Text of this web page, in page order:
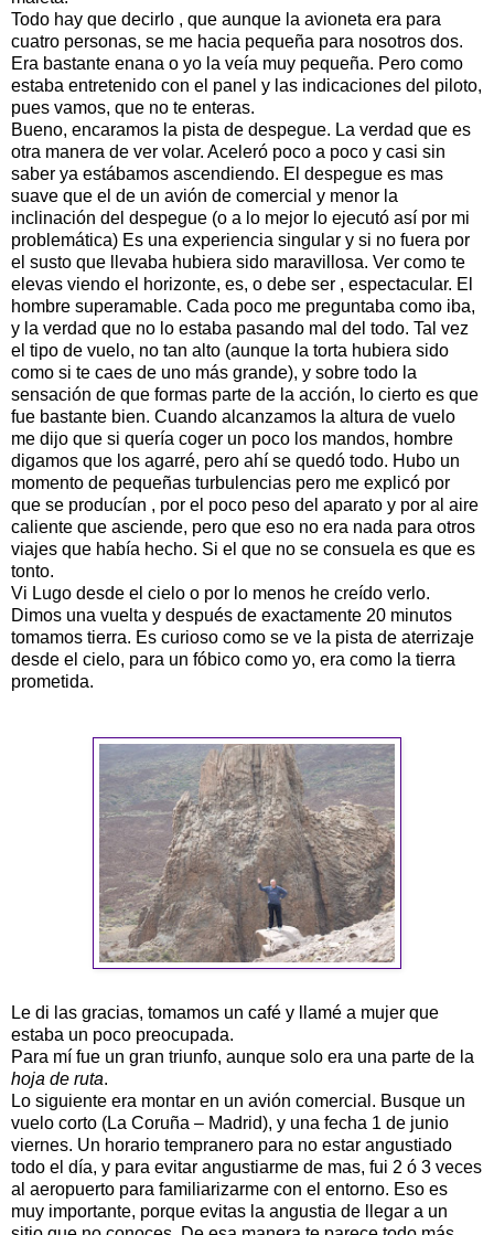
Todo hay que decirlo , que aunque la avioneta era para
cuatro personas, se me hacia pequeña para nosotros dos.
Era bastante enana o yo la veía muy pequeña. Pero como
estaba entretenido con el panel y las indicaciones del piloto,
pues vamos, que no te enteras.
Bueno, encaramos la pista de despegue. La verdad que es
otra manera de ver volar. Aceleró poco a poco y casi sin
saber ya estábamos ascendiendo. El despegue es mas
suave que el de un avión de comercial y menor la
inclinación del despegue (o a lo mejor lo ejecutó así por mi
problemática) Es una experiencia singular y si no fuera por
el susto que llevaba hubiera sido maravillosa. Ver como te
elevas viendo el horizonte, es, o debe ser , espectacular. El
hombre superamable. Cada poco me preguntaba como iba,
y la verdad que no lo estaba pasando mal del todo. Tal vez
el tipo de vuelo, no tan alto (aunque la torta hubiera sido
como si te caes de uno más grande), y sobre todo la
sensación de que formas parte de la acción, lo cierto es que
fue bastante bien. Cuando alcanzamos la altura de vuelo
me dijo que si quería coger un poco los mandos, hombre
digamos que los agarré, pero ahí se quedó todo. Hubo un
momento de pequeñas turbulencias pero me explicó por
que se producían , por el poco peso del aparato y por al aire
caliente que asciende, pero que eso no era nada para otros
viajes que había hecho. Si el que no se consuela es que es
tonto.
Vi Lugo desde el cielo o por lo menos he creído verlo.
Dimos una vuelta y después de exactamente 20 minutos
tomamos tierra. Es curioso como se ve la pista de aterrizaje
desde el cielo, para un fóbico como yo, era como la tierra
prometida.
Le di las gracias, tomamos un café y llamé a mujer que
estaba un poco preocupada.
Para mí fue un gran triunfo, aunque solo era una parte de la
hoja de ruta.
Lo siguiente era montar en un avión comercial. Busque un
vuelo corto (La Coruña – Madrid), y una fecha 1 de junio
viernes. Un horario tempranero para no estar angustiado
todo el día, y para evitar angustiarme de mas, fui 2 ó 3 veces
al aeropuerto para familiarizarme con el entorno. Eso es
muy importante, porque evitas la angustia de llegar a un